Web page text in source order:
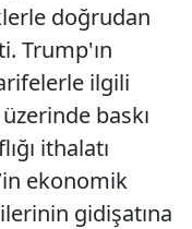
doğrudan
Trump'ın
ilgili
baskı
ithalatı
ekonomik
gidişatına